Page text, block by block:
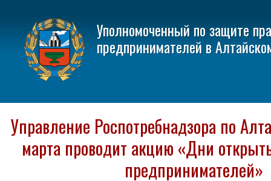
Уполномоченный по защите
предпринимателей в
Управление Роспотребнадзора по
марта проводит акцию «Дни
предпринимателей»